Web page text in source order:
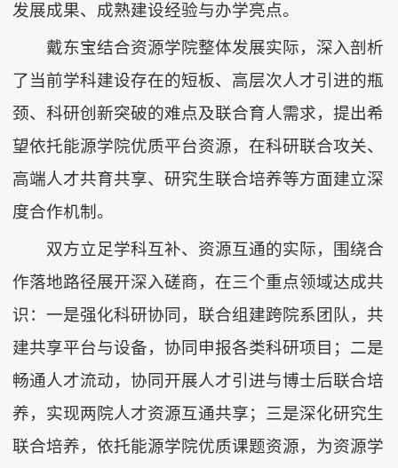
发展成果、成熟建设经验与办学亮点。
戴东宝结合资源学院整体发展实际，深入剖析
了当前学科建设存在的短板、高层次人才引进的瓶
颈、科研创新突破的难点及联合育人需求，提出希
望依托能源学院优质平台资源，在科研联合攻关、
高端人才共育共享、研究生联合培养等方面建立深
度合作机制。
双方立足学科互补、资源互通的实际，围绕合
作落地路径展开深入磋商，在三个重点领域达成共
识：一是强化科研协同，联合组建跨院系团队，共
建共享平台与设备，协同申报各类科研项目；二是
畅通人才流动，协同开展人才引进与博士后联合培
养，实现两院人才资源互通共享；三是深化研究生
联合培养，依托能源学院优质课题资源，为资源学